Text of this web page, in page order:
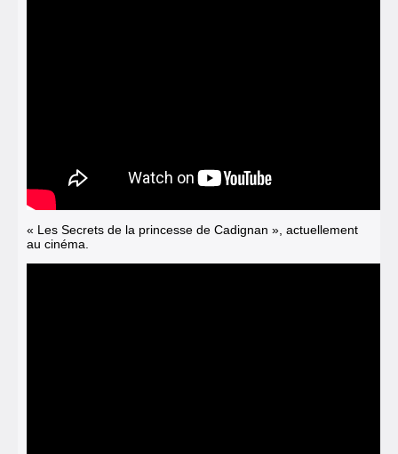
« Les Secrets de la princesse de Cadignan », actuellement
au cinéma.